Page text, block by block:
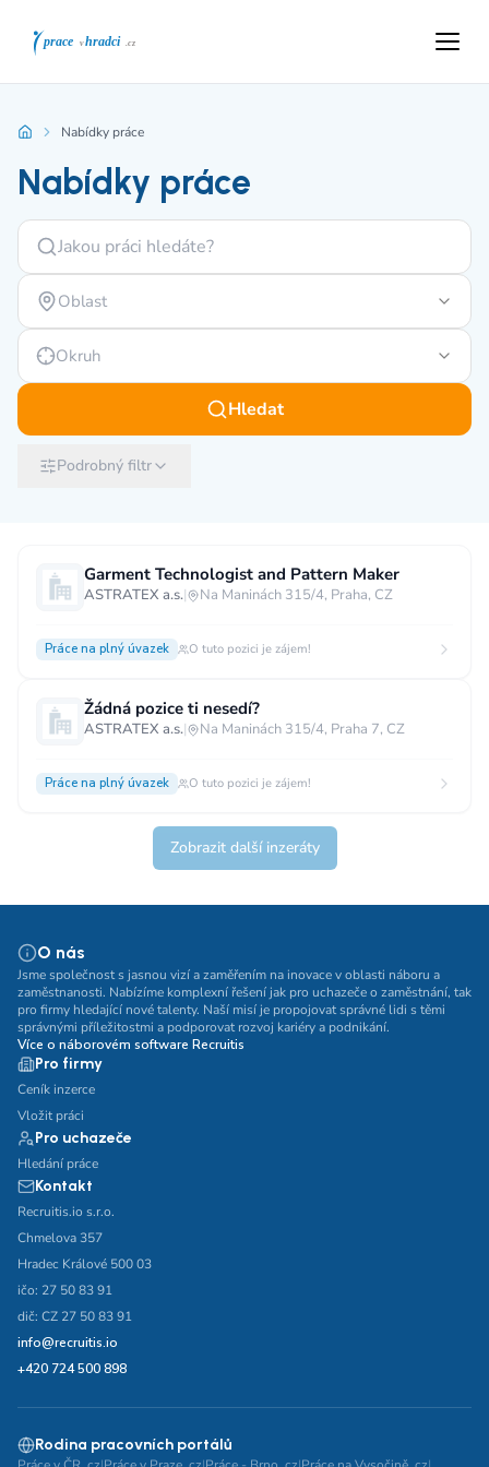
Nabídky práce
Nabídky práce
Oblast
Okruh
Hledat
Podrobný filtr
Garment Technologist and Pattern Maker
ASTRATEX a.s.| Na Maninách 315/4, Praha, CZ
Práce na plný úvazek O tuto pozici je zájem!
Žádná pozice ti nesedí?
ASTRATEX a.s.| Na Maninách 315/4, Praha 7, CZ
Práce na plný úvazek O tuto pozici je zájem!
Zobrazit další inzeráty
Měsíční plat
40 000 CZK a více
60 000 CZK a více
Ostatní mzdy
za hodinu za manday za rok
Krátkodobá práce
Vzdělání
Vzdělání není podstatné
Základní
Odborné vyučení bez maturity
Středoškolské nebo odborné vyučení s maturitou
Vyšší odborné
Vysokoškolské / universitní
MBA, MBT, postgraduální studium
O nás
Jsme společnost s jasnou vizí a zaměřením na inovace v oblasti náboru a
zaměstnanosti. Nabízíme komplexní řešení jak pro uchazeče o zaměstnání, tak
pro firmy hledající nové talenty. Naší misí je propojovat správné lidi s těmi
správnými příležitostmi a podporovat rozvoj kariéry a podnikání.
Více o náborovém software Recruitis
Pro firmy
Ceník inzerce
Vložit práci
Pro uchazeče
Hledání práce
Kontakt
Recruitis.io s.r.o.
Chmelova 357
Hradec Králové 500 03
ičo: 27 50 83 91
dič: CZ 27 50 83 91
info@recruitis.io
+420 724 500 898
Rodina pracovních portálů